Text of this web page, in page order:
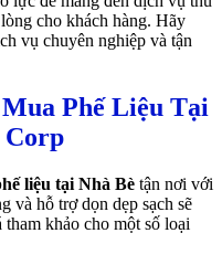
cho khách hàng. Hãy
vụ chuyên nghiệp và tận
Phế Liệu Tại
Corp
liệu tại Nhà Bè tận nơi với
và hỗ trợ dọn dẹp sạch sẽ
khảo cho một số loại